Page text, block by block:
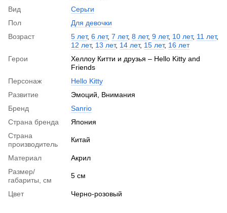
Вид
Серьги
Пол
Для девочки
Возраст
5 лет, 6 лет, 7 лет, 8 лет, 9 лет, 10 лет, 11 лет,
12 лет, 13 лет, 14 лет, 15 лет, 16 лет
Герои
Хеллоу Китти и друзья – Hello Kitty and
Friends
Персонаж
Hello Kitty
Развитие
Эмоций, Внимания
Бренд
Sanrio
Страна бренда
Япония
Страна
производитель
Китай
Материал
Акрил
Размер/
габариты, см
5 см
Цвет Черно-розовый